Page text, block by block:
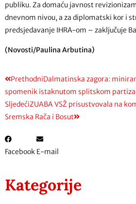
publiku. Za domaću javnost
dnevnom nivou, a za diplomatski kor i
predsjedavanje IHRA-om – zaključuje
(Novosti/Paulina Arbutina)
PrethodniDalmatinska zagora:
spomenik istaknutom splitskom
SljedećiZUABA VSŽ prisustvovala na
Sremska Rača i Bosut
Facebook E-mail
Kategorije